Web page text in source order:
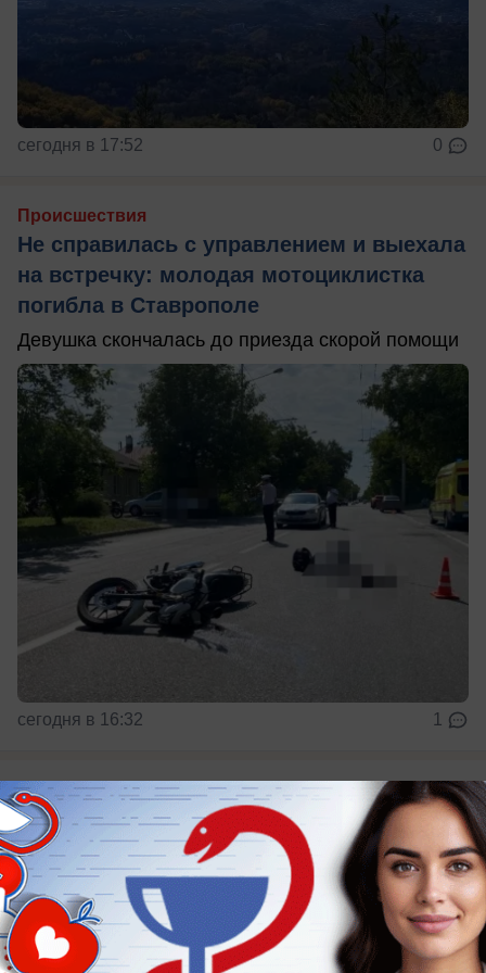
сегодня в 17:52 0
Происшествия
Не справилась с управлением и выехала
на встречку: молодая мотоциклистка
погибла в Ставрополе
Девушка скончалась до приезда скорой помощи
сегодня в 16:32 1
Общество
Замок без башенки: какую историю
хранит старинный дом Венециановых в
Ставрополе
Что пережил необычный дом в центре краевой
столицы